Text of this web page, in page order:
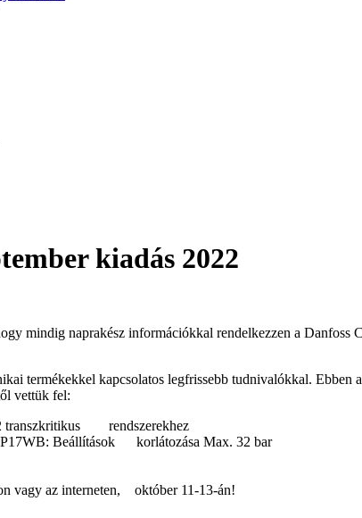
kiadás 2022
mindig naprakész információkkal rendelkezzen a Danfoss
termékekkel kapcsolatos legfrissebb tudnivalókkal.
vettük fel:
transzkritikus rendszerekhez
Beállítások korlátozása Max. 32 bar
vagy az interneten, október 11-13-án!